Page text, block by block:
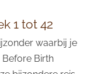
1 tot 42
waarbij je
Birth